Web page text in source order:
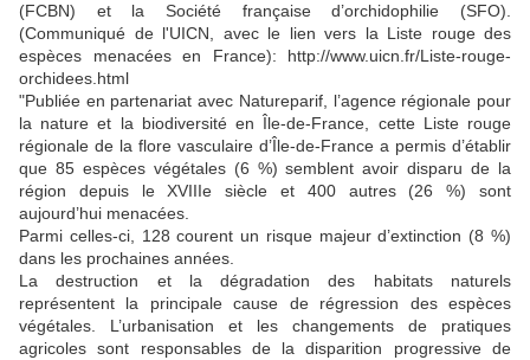
(FCBN) et la Société française d’orchidophilie (SFO).
(Communiqué de l'UICN, avec le lien vers la Liste rouge des
espèces menacées en France): http://www.uicn.fr/Liste-rouge-
orchidees.html
"Publiée en partenariat avec Natureparif, l’agence régionale pour
la nature et la biodiversité en Île-de-France, cette Liste rouge
régionale de la flore vasculaire d’Île-de-France a permis d’établir
que 85 espèces végétales (6 %) semblent avoir disparu de la
région depuis le XVIIIe siècle et 400 autres (26 %) sont
aujourd’hui menacées.
Parmi celles-ci, 128 courent un risque majeur d’extinction (8 %)
dans les prochaines années.
La destruction et la dégradation des habitats naturels
représentent la principale cause de régression des espèces
végétales. L’urbanisation et les changements de pratiques
agricoles sont responsables de la disparition progressive de